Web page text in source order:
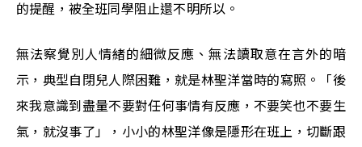
的提醒，被全班同學阻止還不明所以。
無法察覺別人情緒的細微反應、無法讀取意在言外的暗
示，典型自閉兒人際困難，就是林聖洋當時的寫照。「後
來我意識到盡量不要對任何事情有反應，不要笑也不要生
氣，就沒事了」，小小的林聖洋像是隱形在班上，切斷跟